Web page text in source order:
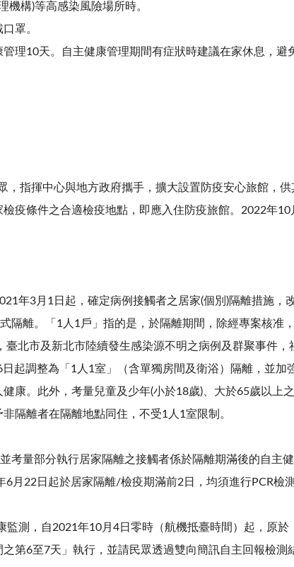
機構)等高感染風險場所時。
罩。
理10天。自主健康管理期間有症狀時建議在家休息，避
指揮中心與地方政府攜手，擴大設置防疫安心旅館，
疫條件之合適檢疫地點，即應入住防疫旅館。2022年10
年3月1日起，確定病例接觸者之居家(個別)隔離措施，
隔離。「1人1戶」指的是，於隔離期間，除經專案核准
北市及新北市陸續發生感染源不明之病例及群聚事件
起調整為「1人1室」（含單獨房間及衛浴）隔離，並加
康。此外，考量兒童及少年(小於18歲)、大於65歲以上
隔離者在隔離地點同住，不受1人1室限制。
考量部分執行居家隔離之接觸者係於隔離期滿後的自主
月22日起於居家隔離/檢疫期滿前2日，均須進行PCR檢測
監測，自2021年10月4日零時（航機抵臺時間）起，原
第6至7天」執行，並請民眾透過雙向簡訊自主回報檢測